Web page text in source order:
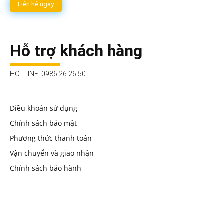
Liên hệ ngay
Hỗ trợ khách hàng
HOTLINE: 0986 26 26 50
Điều khoản sử dụng
Chính sách bảo mật
Phương thức thanh toán
Vận chuyển và giao nhận
Chính sách bảo hành